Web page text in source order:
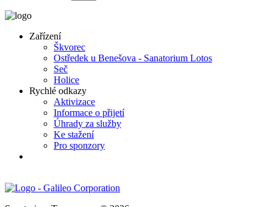
Zařízení
Škvorec
Ostředek u Benešova - Sanatorium Lotos
Seč
Holice
Rychlé odkazy
Aktivizace
Informace o přijetí
Úhrady za služby
Ke stažení
Pro sponzory